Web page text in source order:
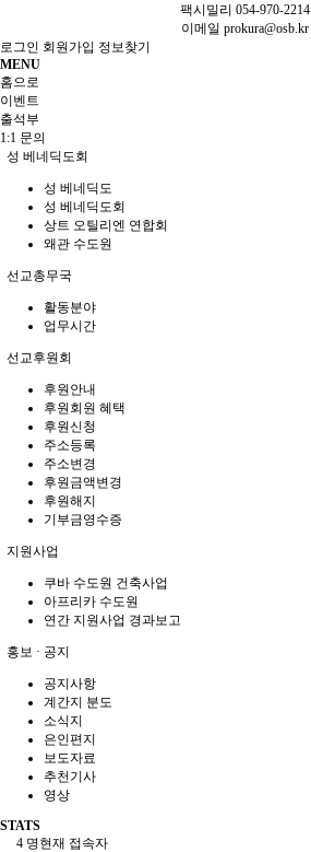
팩시밀리 054-970-2214
이메일 prokura@osb.kr
로그인 회원가입 정보찾기
MENU
홈으로
이벤트
출석부
1:1 문의
성 베네딕도회
성 베네딕도
성 베네딕도회
상트 오틸리엔 연합회
왜관 수도원
선교총무국
활동분야
업무시간
선교후원회
후원안내
후원회원 혜택
후원신청
주소등록
주소변경
후원금액변경
후원해지
기부금영수증
지원사업
쿠바 수도원 건축사업
아프리카 수도원
연간 지원사업 경과보고
홍보 · 공지
공지사항
계간지 분도
소식지
은인편지
보도자료
추천기사
영상
STATS
4 명현재 접속자